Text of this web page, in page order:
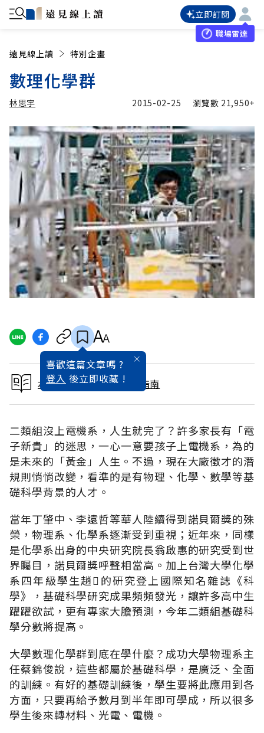
立即訂閱
職場雷達
遠見線上讀 特別企畫
數理化學群
林思宇
林思宇 加入追蹤
2015-02-25 瀏覽數 21,950+
喜歡這篇文章嗎 ?
登入 後立即收藏 !
本文出自2015大學入學指南
二類組沒上電機系，人生就完了？許多家長有「電
子新貴」的迷思，一心一意要孩子上電機系，為的
是未來的「黃金」人生。不過，現在大廠徵才的潛
規則悄悄改變，看準的是有物理、化學、數學等基
礎科學背景的人才。
當年丁肇中、李遠哲等華人陸續得到諾貝爾獎的殊
榮，物理系、化學系逐漸受到重視；近年來，同樣
是化學系出身的中央研究院長翁啟惠的研究受到世
界矚目，諾貝爾獎呼聲相當高。加上台灣大學化學
系四年級學生趙的研究登上國際知名雜誌《科
學》，基礎科學研究成果頻頻發光，讓許多高中生
躍躍欲試，更有專家大膽預測，今年二類組基礎科
學分數將提高。
大學數理化學群到底在學什麼？成功大學物理系主
任蔡錦俊說，這些都屬於基礎科學，是廣泛、全面
的訓練。有好的基礎訓練後，學生要將此應用到各
方面，只要再給予數月到半年即可學成，所以很多
學生後來轉材料、光電、電機。